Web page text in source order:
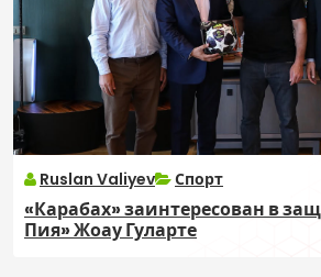
Ruslan Valiyev Спорт
«Карабах» заинтересован в
Пия» Жоау Гуларте